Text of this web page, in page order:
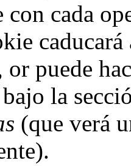
con cada
or puede
bajo la
(que verá